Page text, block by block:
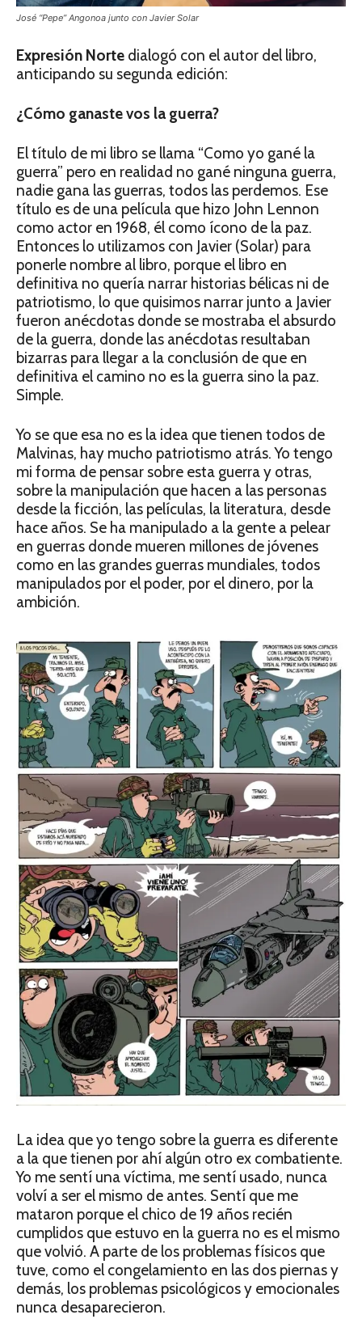
José “Pepe” Angonoa junto con Javier Solar
Expresión Norte dialogó con el autor del libro,
anticipando su segunda edición:
¿Cómo ganaste vos la guerra?
El título de mi libro se llama “Como yo gané la
guerra” pero en realidad no gané ninguna guerra,
nadie gana las guerras, todos las perdemos. Ese
título es de una película que hizo John Lennon
como actor en 1968, él como ícono de la paz.
Entonces lo utilizamos con Javier (Solar) para
ponerle nombre al libro, porque el libro en
definitiva no quería narrar historias bélicas ni de
patriotismo, lo que quisimos narrar junto a Javier
fueron anécdotas donde se mostraba el absurdo
de la guerra, donde las anécdotas resultaban
bizarras para llegar a la conclusión de que en
definitiva el camino no es la guerra sino la paz.
Simple.
Yo se que esa no es la idea que tienen todos de
Malvinas, hay mucho patriotismo atrás. Yo tengo
mi forma de pensar sobre esta guerra y otras,
sobre la manipulación que hacen a las personas
desde la ficción, las películas, la literatura, desde
hace años. Se ha manipulado a la gente a pelear
en guerras donde mueren millones de jóvenes
como en las grandes guerras mundiales, todos
manipulados por el poder, por el dinero, por la
ambición.
La idea que yo tengo sobre la guerra es diferente
a la que tienen por ahí algún otro ex combatiente.
Yo me sentí una víctima, me sentí usado, nunca
volví a ser el mismo de antes. Sentí que me
mataron porque el chico de 19 años recién
cumplidos que estuvo en la guerra no es el mismo
que volvió. A parte de los problemas físicos que
tuve, como el congelamiento en las dos piernas y
demás, los problemas psicológicos y emocionales
nunca desaparecieron.